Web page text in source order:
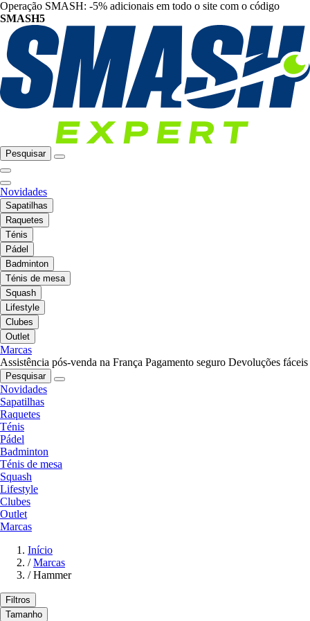
Operação SMASH: -5% adicionais em todo o site com o código
SMASH5
Pesquisar
Novidades
Sapatilhas
Raquetes
Ténis
Pádel
Badminton
Ténis de mesa
Squash
Lifestyle
Clubes
Outlet
Marcas
Assistência pós-venda na França Pagamento seguro Devoluções fáceis
Pesquisar
Novidades
Sapatilhas
Raquetes
Ténis
Pádel
Badminton
Ténis de mesa
Squash
Lifestyle
Clubes
Outlet
Marcas
Início
/ Marcas
/ Hammer
Filtros
Tamanho